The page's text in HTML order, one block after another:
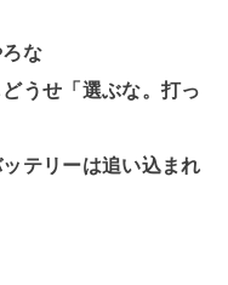
な
うせ「選ぶな。打っ
テリーは追い込まれ